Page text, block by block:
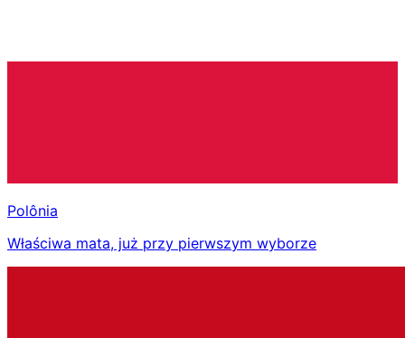
Polônia
Właściwa mata, już przy pierwszym wyborze